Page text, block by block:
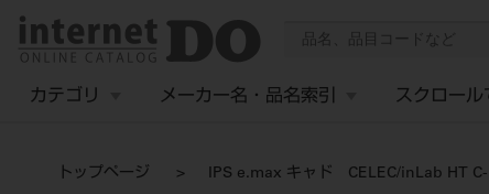
カテゴリ メーカー名・品名索引 スクロール
トップページ IPS e.max キャド CELEC/inLab HT C-